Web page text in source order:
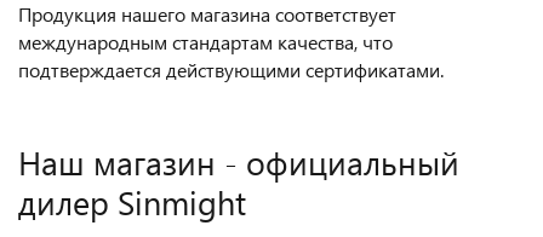
Продукция нашего магазина соответствует
международным стандартам качества, что
подтверждается действующими сертификатами.
Наш магазин - официальный
дилер Sinmight